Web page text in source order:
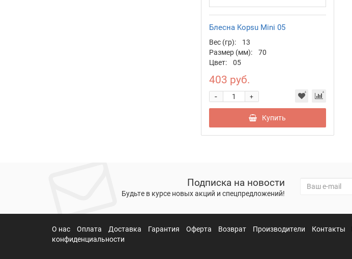
Блесна Kopsu Mini 05
Вес (гр):
13
Размер (мм):
70
Цвет:
05
403 руб.
+
-
Купить
Подписка на новости
Будьте в курсе новых акций и спецпредложений!
О нас Оплата Доставка Гарантия Оферта Возврат Производители Контакты
конфиденциальности